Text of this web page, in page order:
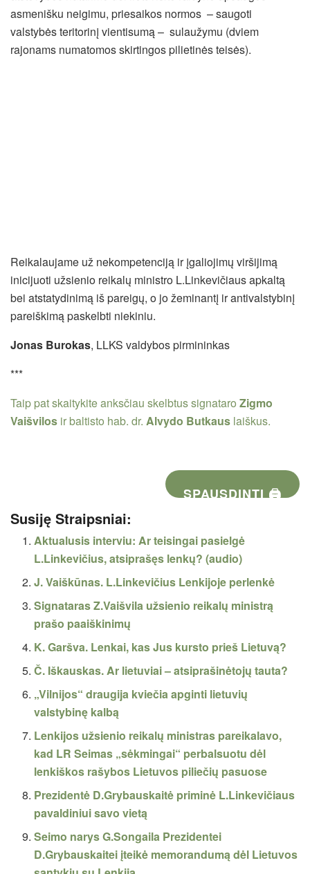
asmenišku neigimu, priesaikos normos – saugoti
valstybės teritorinį vientisumą – sulaužymu (dviem
rajonams numatomos skirtingos pilietinės teisės).
Reikalaujame už nekompetenciją ir įgaliojimų viršijimą
inicijuoti užsienio reikalų ministro L.Linkevičiaus apkaltą
bei atstatydinimą iš pareigų, o jo žeminantį ir antivalstybinį
pareiškimą paskelbti niekiniu.
Jonas Burokas, LLKS valdybos pirmininkas
***
Taip pat skaitykite anksčiau skelbtus signataro Zigmo
Vaišvilos ir baltisto hab. dr. Alvydo Butkaus laiškus.
SPAUSDINTI 🖨
Susiję Straipsniai:
Aktualusis interviu: Ar teisingai pasielgė
L.Linkevičius, atsiprašęs lenkų? (audio)
J. Vaiškūnas. L.Linkevičius Lenkijoje perlenkė
Signataras Z.Vaišvila užsienio reikalų ministrą
prašo paaiškinimų
K. Garšva. Lenkai, kas Jus kursto prieš Lietuvą?
Č. Iškauskas. Ar lietuviai – atsiprašinėtojų tauta?
„Vilnijos“ draugija kviečia apginti lietuvių
valstybinę kalbą
Lenkijos užsienio reikalų ministras pareikalavo,
kad LR Seimas „sėkmingai“ perbalsuotu dėl
lenkiškos rašybos Lietuvos piliečių pasuose
Prezidentė D.Grybauskaitė priminė L.Linkevičiaus
pavaldiniui savo vietą
Seimo narys G.Songaila Prezidentei
D.Grybauskaitei įteikė memorandumą dėl Lietuvos